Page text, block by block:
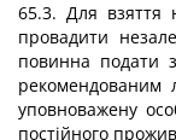
65.3. Для взяття
провадити
повинна подати
рекомендованим
уповноважену
постійного